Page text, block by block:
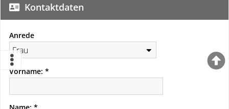
Kontaktdaten
Anrede
Vorname: